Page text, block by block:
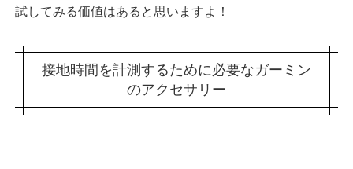
試してみる価値はあると思いますよ！
接地時間を計測するために必要なガーミン
のアクセサリー